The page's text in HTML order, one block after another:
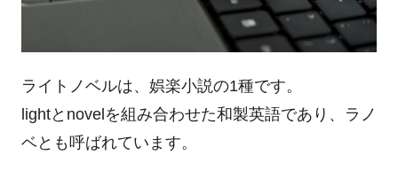
ライトノベルは、娯楽小説の1種です。
lightとnovelを組み合わせた和製英語であり、ラノ
ベとも呼ばれています。